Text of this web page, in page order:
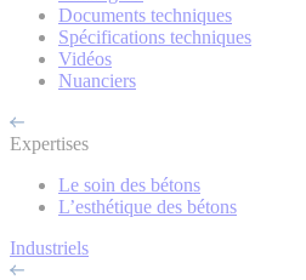
Documents techniques
Spécifications techniques
Vidéos
Nuanciers
Expertises
Le soin des bétons
L’esthétique des bétons
Industriels